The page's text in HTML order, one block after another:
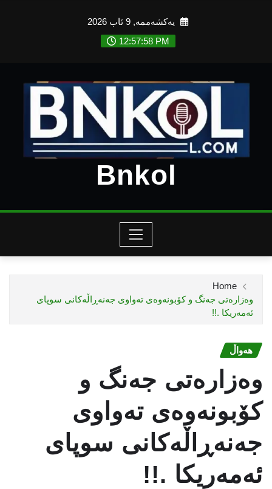
یەکشەممە, 9 ئاب 2026
12:58:00 PM
Bnkol
Home
‎وەزارەتی جەنگ و کۆبونەوەی تەواوی جەنەڕاڵەکانی سوپای
ئەمەریکا .!! ‎
هەواڵ
‎وەزارەتی جەنگ و
کۆبونەوەی تەواوی
جەنەڕاڵەکانی سوپای
ئەمەریکا .!! ‎